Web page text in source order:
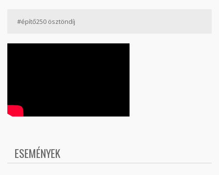
#építő250 ösztöndíj
ESEMÉNYEK